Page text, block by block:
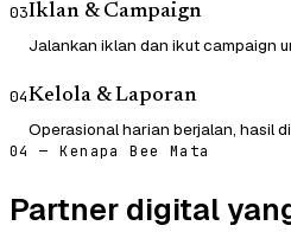
03Iklan & Campaign
Jalankan iklan dan ikut campaign
04Kelola & Laporan
Operasional harian berjalan, hasil
04 — Kenapa Bee Mata
Partner digital